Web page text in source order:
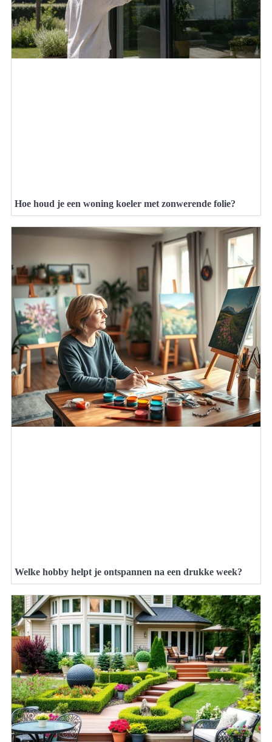
Hoe houd je een woning koeler met zonwerende folie?
Welke hobby helpt je ontspannen na een drukke week?